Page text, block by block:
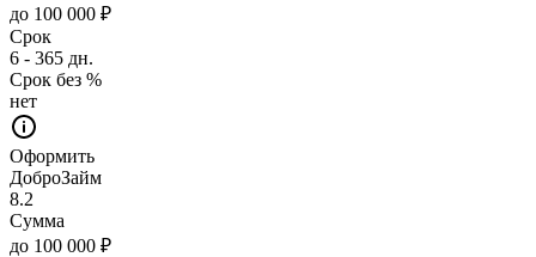
до 100 000 ₽
Срок
6 - 365 дн.
Срок без %
нет
Оформить
ДоброЗайм
8.2
Сумма
до 100 000 ₽